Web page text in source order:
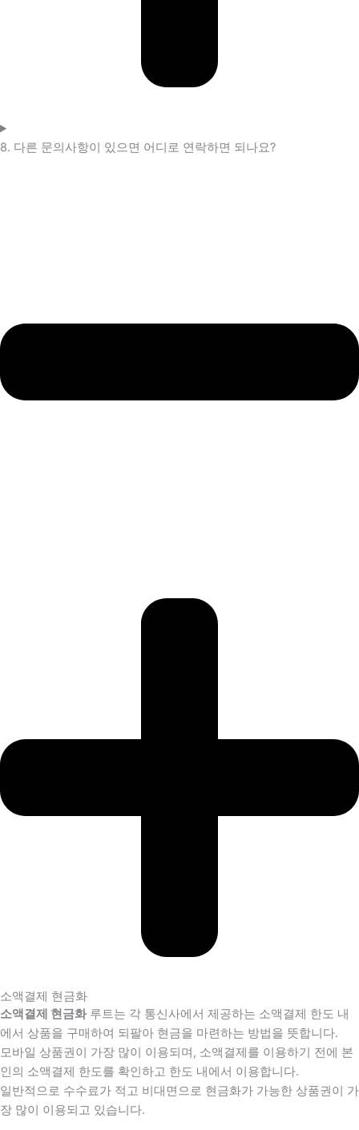
8. 다른 문의사항이 있으면 어디로 연락하면 되나요?
소액결제 현금화
소액결제 현금화루트는 각 통신사에서 제공하는 소액결제 한도 내
에서 상품을 구매하여 되팔아 현금을 마련하는 방법을 뜻합니다.
모바일 상품권이 가장 많이 이용되며, 소액결제를 이용하기 전에 본
인의 소액결제 한도를 확인하고 한도 내에서 이용합니다.
일반적으로 수수료가 적고 비대면으로 현금화가 가능한 상품권이 가
장 많이 이용되고 있습니다.